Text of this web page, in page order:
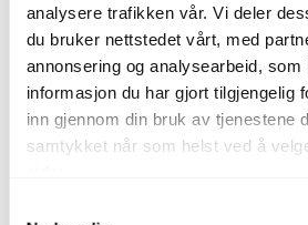
analysere trafikken vår. Vi deler
du bruker nettstedet vårt, med
annonsering og analysearbeid,
informasjon du har gjort tilgjengelig
inn gjennom din bruk av tjenestene
samtykket når som helst ved å